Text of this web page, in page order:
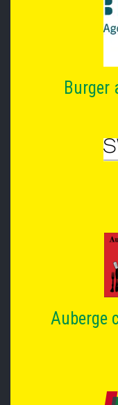
Burger
Auberge